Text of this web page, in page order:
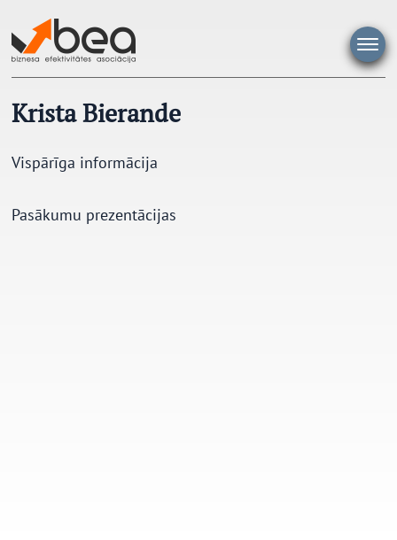
saturu
Krista Bierande
Vispārīga informācija
Pasākumu prezentācijas